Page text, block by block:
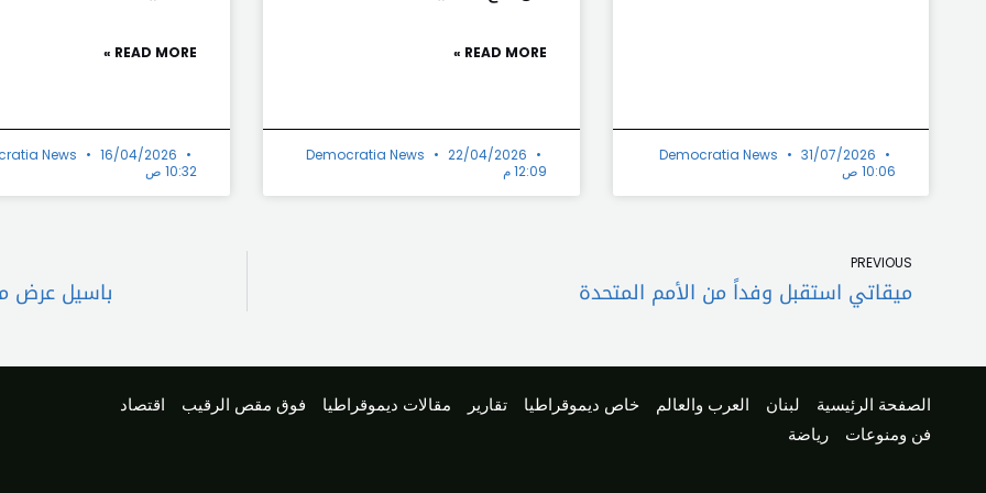
Democratia News
31/07/2026
10:06 ص
READ MORE »
Democratia News
22/04/2026
12:09 م
READ MORE »
News
16/04/2026
10:32 ص
PREVIOUS
ميقاتي استقبل وفداً من الأمم المتحدة باسيل عرض
الصفحة الرئيسية لبنان العرب والعالم خاص ديموقراطيا تقارير مقالات ديموقراطيا فوق مقص الرقيب
اقتصاد
فن ومنوعات
رياضة